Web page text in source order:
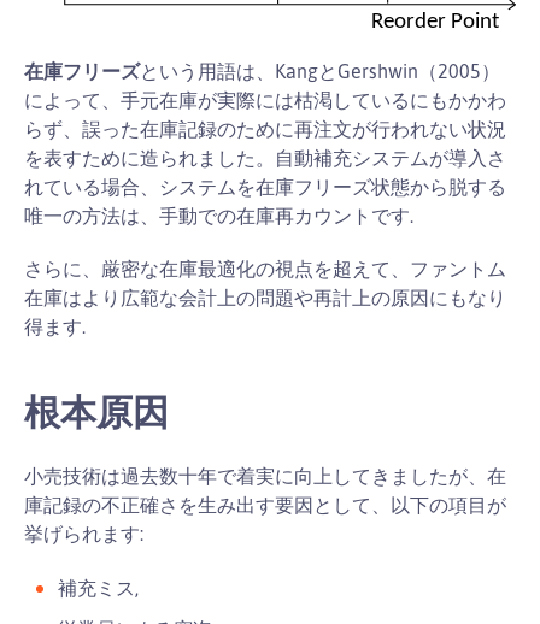
在庫フリーズという用語は、KangとGershwin（2005）
によって、手元在庫が実際には枯渇しているにもかかわ
らず、誤った在庫記録のために再注文が行われない状況
を表すために造られました。自動補充システムが導入さ
れている場合、システムを在庫フリーズ状態から脱する
唯一の方法は、手動での在庫再カウントです.
さらに、厳密な在庫最適化の視点を超えて、ファントム
在庫はより広範な会計上の問題や再計上の原因にもなり
得ます.
根本原因
小売技術は過去数十年で着実に向上してきましたが、在
庫記録の不正確さを生み出す要因として、以下の項目が
挙げられます:
補充ミス,